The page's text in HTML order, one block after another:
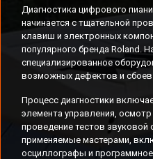
Диагностика цифрового
начинается с тщательной
клавиш и электронных
популярного бренда Roland.
специализированное
возможных дефектов и сбоев
Процесс диагностики
элемента управления, осмотр
проведение тестов звуковой
применяемые мастерами,
осциллографы и программное